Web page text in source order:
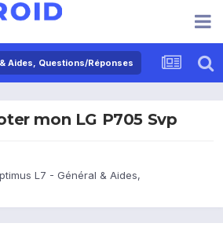
Aides, Questions/Réponses
mon LG P705 Svp
L7 - Général & Aides,